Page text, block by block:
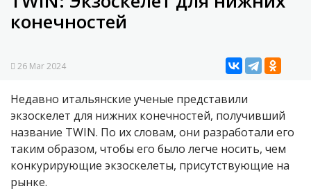
конечностей
26 Mar 2024
Недавно итальянские ученые представили
экзоскелет для нижних конечностей, получивший
название TWIN. По их словам, они разработали его
таким образом, чтобы его было легче носить, чем
конкурирующие экзоскелеты, присутствующие на
рынке.